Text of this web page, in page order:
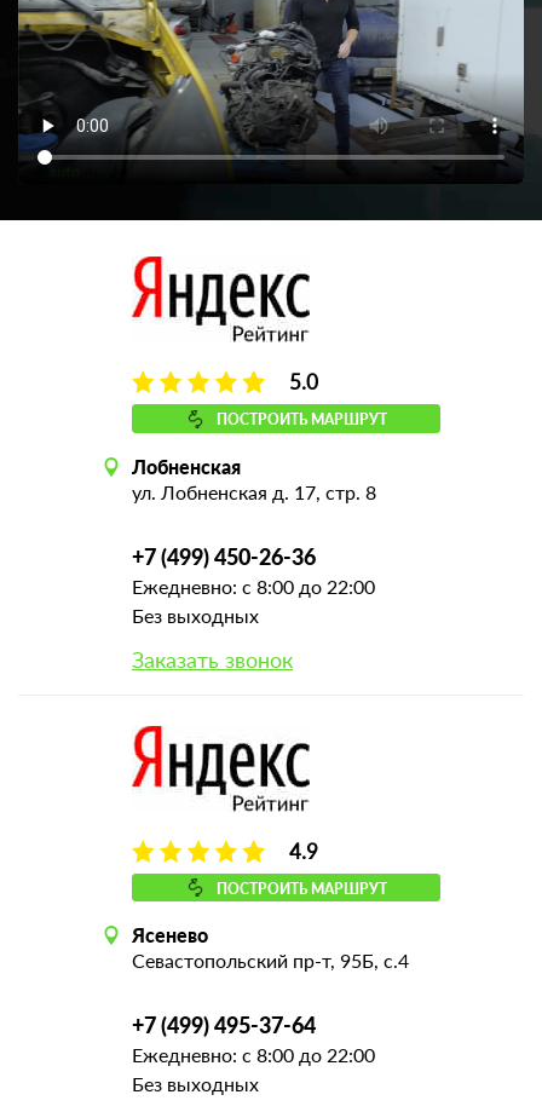
5.0
ПОСТРОИТЬ МАРШРУТ
Лобненская
ул. Лобненская д. 17, стр. 8
+7 (499) 450-26-36
Ежедневно: с 8:00 до 22:00
Без выходных
Заказать звонок
4.9
ПОСТРОИТЬ МАРШРУТ
Ясенево
Севастопольский пр-т, 95Б, с.4
+7 (499) 495-37-64
Ежедневно: с 8:00 до 22:00
Без выходных